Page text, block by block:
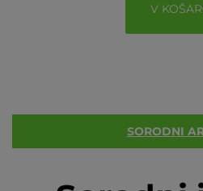
V
SORODNI